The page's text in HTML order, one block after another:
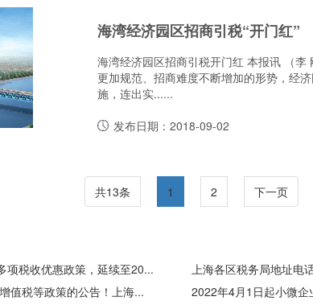
海湾经济园区招商引税“开门红”
海湾经济园区招商引税开门红 本报讯 （
更加规范、招商难度不断增加的形势，经
施，连出实......
发布日期：2018-09-02
共13条 1 2 下一页
项税收优惠政策，延续至20...
上海各区税务局地址电
值税等政策的公告！上海...
2022年4月1日起小微企